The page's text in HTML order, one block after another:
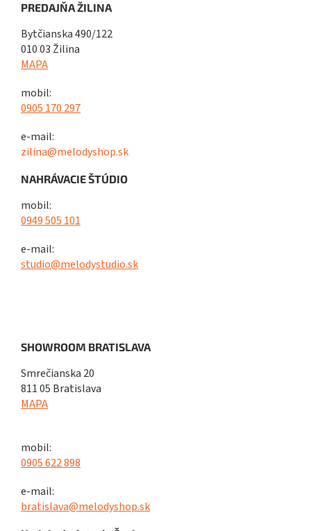
PREDAJŇA ŽILINA
Bytčianska 490/122
010 03 Žilina
MAPA
mobil:
0905 170 297
e-mail:
zilina@melodyshop.sk
NAHRÁVACIE ŠTÚDIO
mobil:
0949 505 101
e-mail:
studio@melodystudio.sk
SHOWROOM BRATISLAVA
Smrečianska 20
811 05 Bratislava
MAPA
mobil:
0905 622 898
e-mail:
bratislava@melodyshop.sk